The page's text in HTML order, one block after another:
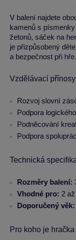
V balení najdete
kamenů s
žetonů, sáček na
je přizpůsobený
a bezpečnost při hře.
Vzdělávací přínosy
Rozvoj slovní
Podpora
Podněcování
Podpora
Technická
Rozměry balení:
Vhodné pro: 2
Doporučený věk:
Pro koho je